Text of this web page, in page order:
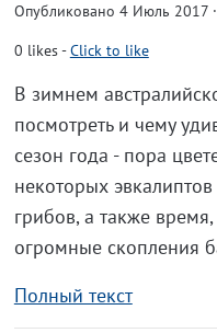
Опубликовано 4 Июль 2017
0 likes-Click to like
В зимнем
посмотреть и чему
сезон года - пора
некоторых
грибов, а также
огромные скопления
Полный текст